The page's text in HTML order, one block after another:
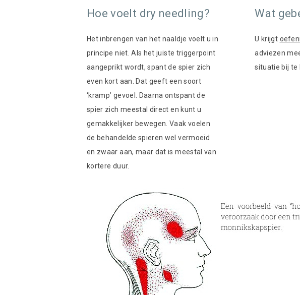
Hoe voelt dry needling?
Het inbrengen van het naaldje voelt u in
principe niet. Als het juiste triggerpoint
aangeprikt wordt, spant de spier zich
even kort aan. Dat geeft een soort
‘kramp’ gevoel. Daarna ontspant de
spier zich meestal direct en kunt u
gemakkelijker bewegen. Vaak voelen
de behandelde spieren wel vermoeid
en zwaar aan, maar dat is meestal van
kortere duur.
Wat
U krijgt
adviezen
situatie bij te